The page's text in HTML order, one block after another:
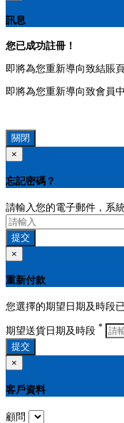
訊息
您已成功註冊！
即將為您重新導向致結賬
即將為您重新導向致會員
關閉
×
忘記密碼？
請輸入您的電子郵件，系
提交
×
重新付款
您選擇的期望日期及時段
期望送貨日期及時段 *
提交
×
客戶資料
顧問